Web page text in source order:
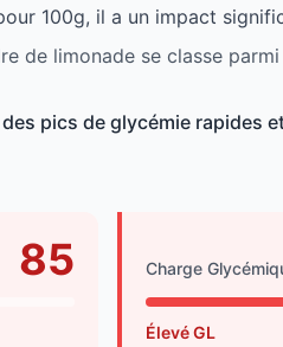
100g, il a un impact
de limonade se classe
pics de glycémie rapides
85 Charge
Élevé GL